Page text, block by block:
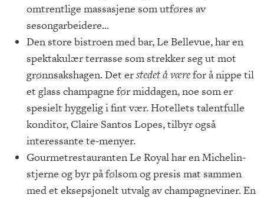
omtrentlige massasjene som utføres av
sesongarbeidere...
Den store bistroen med bar, Le Bellevue, har en
spektakulær terrasse som strekker seg ut mot
grønnsakshagen. Det erstedet å værefor å nippe til
et glass champagne før middagen, noe som er
spesielt hyggelig i fint vær. Hotellets talentfulle
konditor, Claire Santos Lopes, tilbyr også
interessante te-menyer.
Gourmetrestauranten Le Royal har en Michelin-
stjerne og byr på følsom og presis mat sammen
med et eksepsjonelt utvalg av champagneviner. En